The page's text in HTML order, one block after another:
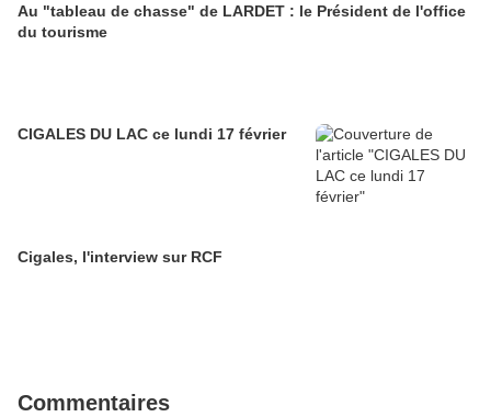
Au "tableau de chasse" de LARDET : le Président de l'office
du tourisme
CIGALES DU LAC ce lundi 17 février
Cigales, l'interview sur RCF
Commentaires